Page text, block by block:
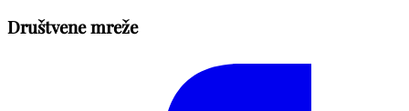
Društvene mreže